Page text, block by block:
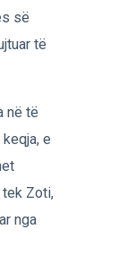
së
të
në të
e
tek Zoti,
nga